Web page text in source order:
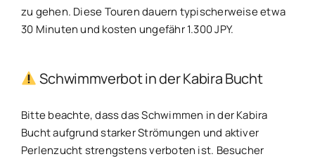
zu gehen. Diese Touren dauern typischerweise etwa
30 Minuten und kosten ungefähr 1.300 JPY.
Schwimmverbot in der Kabira Bucht
Bitte beachte, dass das Schwimmen in der Kabira
Bucht aufgrund starker Strömungen und aktiver
Perlenzucht strengstens verboten ist. Besucher